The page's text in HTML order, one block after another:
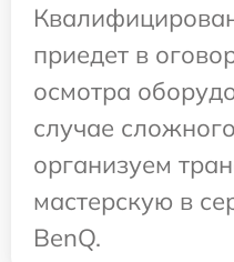
приедет в
осмотра
случае
организуем
мастерскую в
BenQ.